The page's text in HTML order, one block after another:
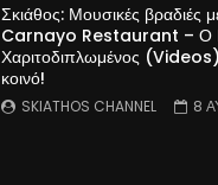
Σκιάθος: Μουσικές βραδιές
Carnayo Restaurant – Ο
Χαριτοδιπλωμένος
κοινό!
SKIATHOS CHANNEL 8